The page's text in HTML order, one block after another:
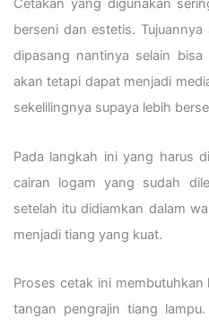
Cetakan yang digunakan
berseni dan estetis.
dipasang nantinya selain bisa
akan tetapi dapat menjadi
sekelilingnya supaya lebih
Pada langkah ini yang harus
cairan logam yang sudah
setelah itu didiamkan dalam
menjadi tiang yang kuat.
Proses cetak ini
tangan pengrajin tiang